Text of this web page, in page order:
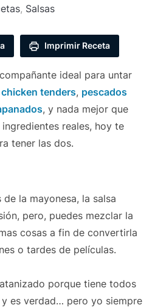
, Salsas
Imprimir Receta
ideal para untar
tenders, pescados
, y nada mejor que
reales, hoy te
tener las dos.
la mayonesa, la salsa
pero, puedes mezclar la
cosas a fin de convertirla
o tardes de películas.
porque tiene todos
es verdad… pero yo siempre